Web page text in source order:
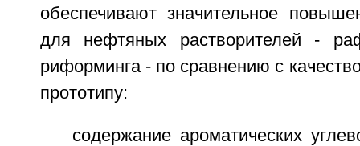
обеспечивают значительное
для нефтяных растворителей -
риформинга - по сравнению с
прототипу:
содержание ароматических